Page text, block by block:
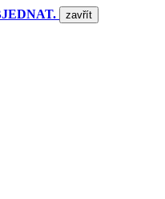
zavřít